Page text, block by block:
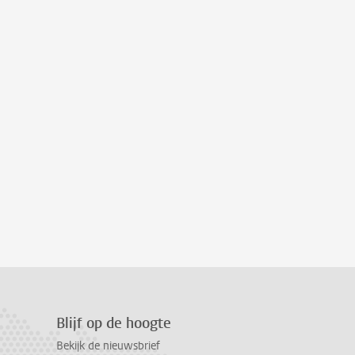
Blijf op de hoogte
Bekijk de nieuwsbrief